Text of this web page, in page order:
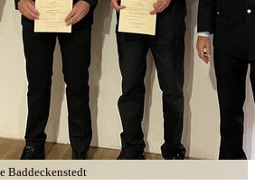
Baddeckenstedt